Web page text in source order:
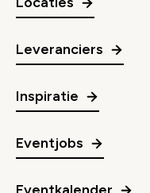
Leveranciers
Inspiratie
Eventjobs